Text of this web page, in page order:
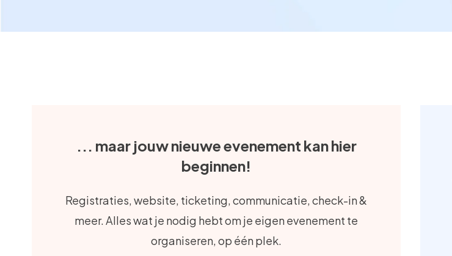
... maar jouw nieuwe evenement kan hier
beginnen!
Registraties, website, ticketing, communicatie, check-in &
meer. Alles wat je nodig hebt om je eigen evenement te
organiseren, op één plek.